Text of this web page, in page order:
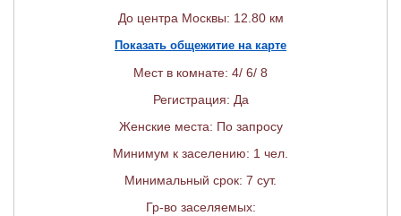
До центра Москвы: 12.80 км
Показать общежитие на карте
Мест в комнате: 4/ 6/ 8
Регистрация: Да
Женские места: По запросу
Минимум к заселению: 1 чел.
Минимальный срок: 7 сут.
Гр-во заселяемых: